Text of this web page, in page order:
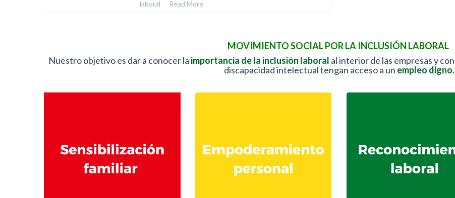
laboral
Read More
MOVIMIENTO SOCIAL POR LA INCLUSIÓN LABORAL
Nuestro objetivo es dar a conocer la importancia de la inclusión laboral al interior de las empresas y con
discapacidad intelectual tengan acceso a un empleo digno.